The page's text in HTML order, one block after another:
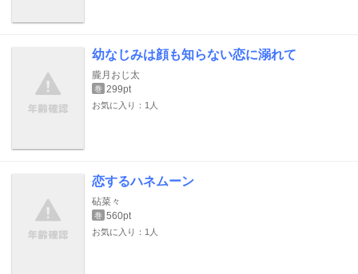
幼なじみは顔も知らない恋に溺れて
朧月おじ太
巻 299pt
お気に入り：1人
恋するハネムーン
砧菜々
巻 560pt
お気に入り：1人